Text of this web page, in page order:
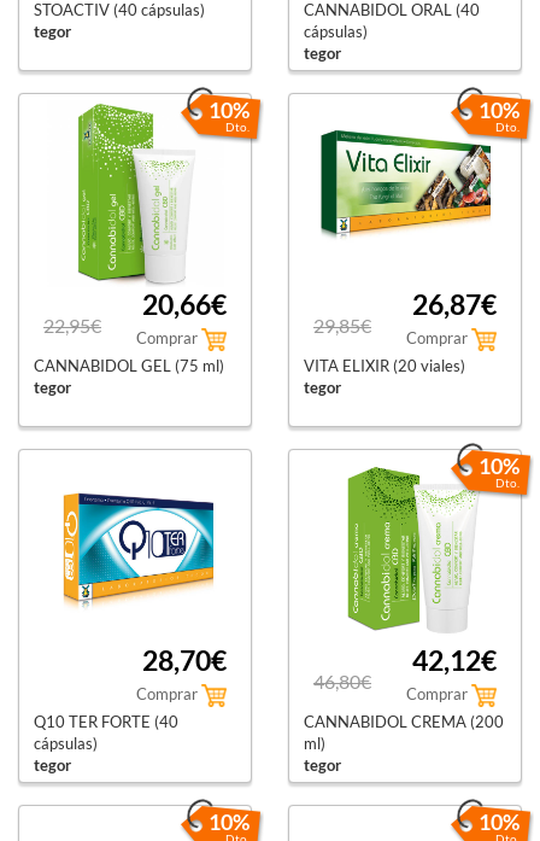
STOACTIV (40 cápsulas)
tegor
CANNABIDOL ORAL (40
cápsulas)
tegor
10%
Dto.
22,95€
20,66€
Comprar
CANNABIDOL GEL (75 ml)
tegor
10%
Dto.
29,85€
26,87€
Comprar
VITA ELIXIR (20 viales)
tegor
28,70€
Comprar
Q10 TER FORTE (40
cápsulas)
tegor
10%
Dto.
46,80€
42,12€
Comprar
CANNABIDOL CREMA (200
ml)
tegor
10% 10%